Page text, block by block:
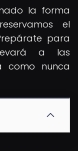
la forma
el
para
a las
como nunca